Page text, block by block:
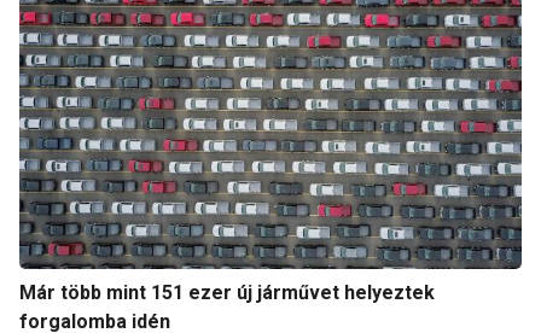
Már több mint 151 ezer új járművet helyeztek
forgalomba idén